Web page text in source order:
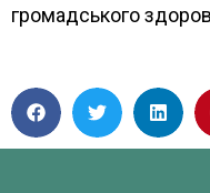
громадського